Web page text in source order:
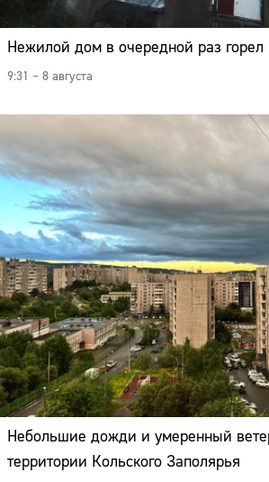
Нежилой дом в очередной раз
9:31 – 8 августа
Небольшие дожди и умеренный
территории Кольского Заполярья